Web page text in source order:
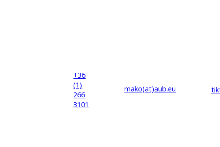
+36
(1)
266
3101
mako(at)aub.eu